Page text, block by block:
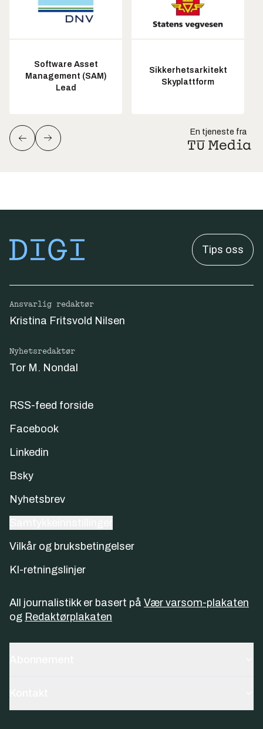
Software Asset
Management (SAM)
Lead
Sikkerhetsarkitekt
Skyplattform
En tjeneste fra
Tips oss
Ansvarlig redaktør
Kristina Fritsvold Nilsen
Nyhetsredaktør
Tor M. Nondal
RSS-feed forside
Facebook
Linkedin
Bsky
Nyhetsbrev
Vilkår og bruksbetingelser
KI-retningslinjer
All journalistikk er basert på Vær varsom-plakaten
og Redaktørplakaten